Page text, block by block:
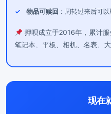
物品可赎回 ：周转过来后可
押呗成立于2016年，累计
笔记本、平板、相机、名表、大
现在